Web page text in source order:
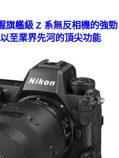
旗艦級 Z 系無反相機的強勁
至業界先河的頂尖功能